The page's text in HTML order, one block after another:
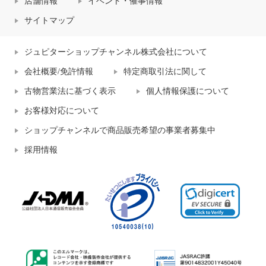
サイトマップ
ジュピターショップチャンネル株式会社について
会社概要/免許情報 特定商取引法に関して
古物営業法に基づく表示 個人情報保護について
お客様対応について
ショップチャンネルで商品販売希望の事業者募集中
採用情報